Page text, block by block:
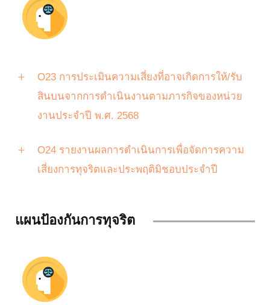
O23 การประเมินความเสี่ยงที่อาจเกิดการให้/รับ
สินบนจากการดำเนินงานตามภารกิจของหน่วย
งานประจำปี พ.ศ. 2568
O24 รายงานผลการดำเนินการเพื่อจัดการความ
เสี่ยงการทุจริตและประพฤติมิชอบประจำปี
แผนป้องกันการทุจริต